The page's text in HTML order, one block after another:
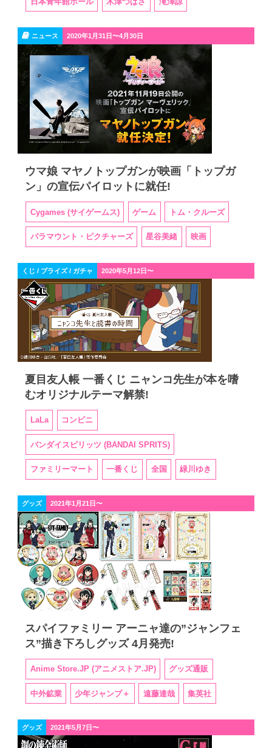
ニュース 2020年1月31日〜4月30日
ウマ娘 マヤノトップガンが映画「トップガ
ン」の宣伝パイロットに就任!
Cygames (サイゲームス) ゲーム トム・クルーズ
パラマウント・ピクチャーズ 星谷美緒 映画
くじ / プライズ / ガチャ 2020年5月12日〜
夏目友人帳 一番くじ ニャンコ先生が本を嗜
むオリジナルテーマ解禁!
LaLa コンビニ
バンダイスピリッツ (BANDAI SPRITS)
ファミリーマート 一番くじ 全国 緑川ゆき
グッズ 2021年1月21日〜
スパイファミリー アーニャ達の”ジャンフェ
ス”描き下ろしグッズ 4月発売!
Anime Store.JP (アニメストア.JP) グッズ通販
中外鉱業 少年ジャンプ＋ 遠藤達哉 集英社
グッズ 2021年5月7日〜